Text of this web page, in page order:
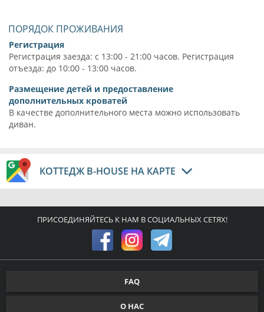
ПОРЯДОК ПРОЖИВАНИЯ
Регистрация
Регистрация заезда: с 13:00 - 21:00 часов. Регистрация
отъезда: до 10:00 - 13:00 часов.
Размещение детей и предоставление
дополнительных кроватей
В качестве дополнительного места можно использовать
диван.
КОТТЕДЖ B-HOUSE НА КАРТЕ
ПРИСОЕДИНЯЙТЕСЬ К НАМ В СОЦИАЛЬНЫХ СЕТЯХ!
FAQ
О НАС